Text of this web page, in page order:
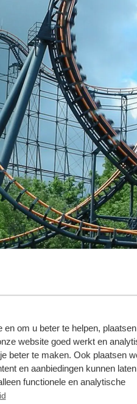
om u beter te helpen,
website goed werkt en
beter te maken. Ook plaatsen
en aanbiedingen kunnen
functionele en analytische
a true paradise